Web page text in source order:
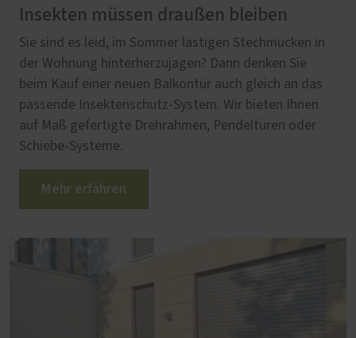
Insekten müssen draußen bleiben
Sie sind es leid, im Sommer lästigen Stechmücken in
der Wohnung hinterherzujagen? Dann denken Sie
beim Kauf einer neuen Balkontür auch gleich an das
passende Insektenschutz-System. Wir bieten Ihnen
auf Maß gefertigte Drehrahmen, Pendeltüren oder
Schiebe-Systeme.
Mehr erfahren